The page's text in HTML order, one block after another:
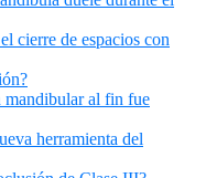
cierre de espacios con
mandibular al fin fue
herramienta del